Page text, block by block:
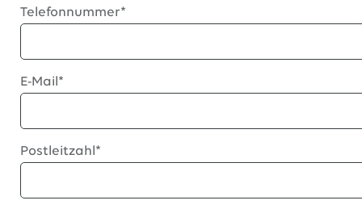
Telefonnummer*
E-Mail*
Postleitzahl*